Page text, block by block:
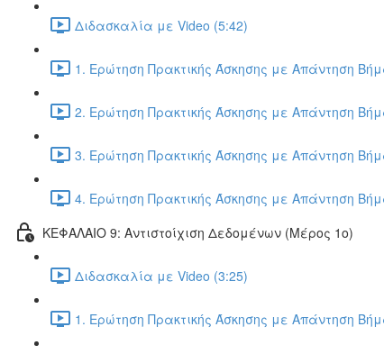
Διδασκαλία με Video (5:42)
1. Ερώτηση Πρακτικής Άσκησης με Απάντηση
2. Ερώτηση Πρακτικής Άσκησης με Απάντηση
3. Ερώτηση Πρακτικής Άσκησης με Απάντηση
4. Ερώτηση Πρακτικής Άσκησης με Απάντηση
ΚΕΦΑΛΑΙΟ 9: Αντιστοίχιση Δεδομένων (Μέρος 1ο)
Διδασκαλία με Video (3:25)
1. Ερώτηση Πρακτικής Άσκησης με Απάντηση